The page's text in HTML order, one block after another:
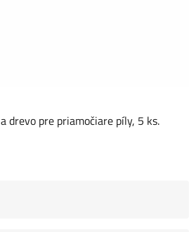
drevo pre priamočiare píly, 5 ks.